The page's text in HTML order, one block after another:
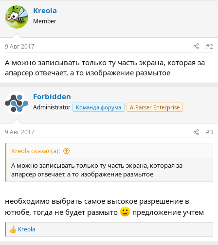
к
ц
и
Kreola
Member
9 Авг 2017 #2
А можно записывать только ту часть экрана, которая за
апарсер отвечает, а то изображение размытое
Forbidden
Administrator Команда форума A-Parser Enterprise
9 Авг 2017 #3
Kreola сказал(а):
А можно записывать только ту часть экрана, которая за
апарсер отвечает, а то изображение размытое
необходимо выбрать самое высокое разрешение в
ютюбе, тогда не будет размыто
предложение учтем
Р
е
Kreola